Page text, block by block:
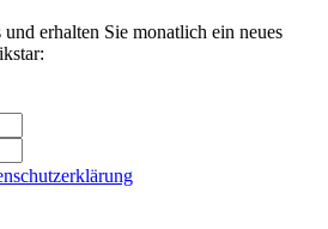
erhalten Sie monatlich ein neues